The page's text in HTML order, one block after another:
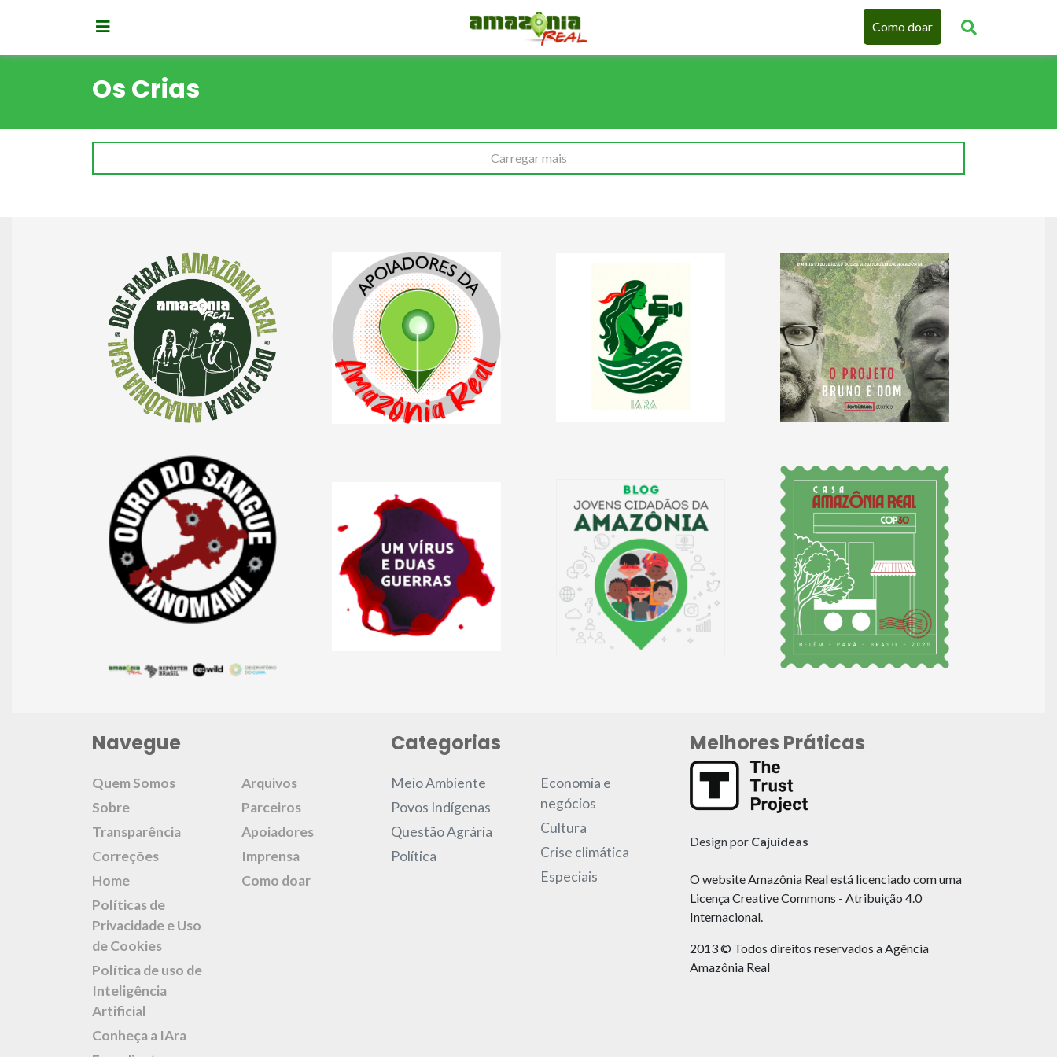
Como doar
Os Crias
Carregar mais
Navegue
Quem Somos
Sobre
Transparência
Correções
Home
Políticas de
Privacidade e Uso
de Cookies
Política de uso de
Inteligência
Artificial
Conheça a IAra
Arquivos
Parceiros
Apoiadores
Imprensa
Como doar
Categorias
Meio Ambiente
Povos Indígenas
Questão Agrária
Política
Economia e
negócios
Cultura
Crise climática
Especiais
Melhores Práticas
Design por Cajuideas
O website Amazônia Real está licenciado com uma
Licença Creative Commons - Atribuição 4.0
Internacional.
2013 © Todos direitos reservados a Agência
Amazônia Real